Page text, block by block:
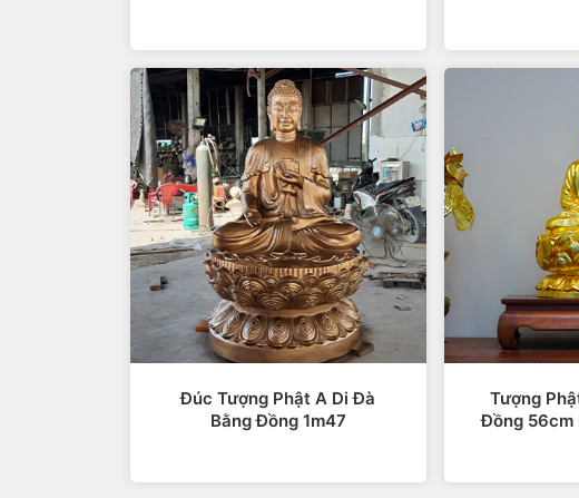
thể tụng kinh niệm Phật sẽ giúp tâm thanh tịnh,
Đúc Tượng Phật A Di Đà
Bằng Đồng 1m47
Tượng
Đồng 56cm